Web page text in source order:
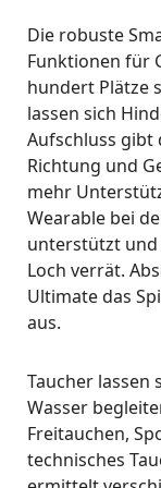
Die robuste
Funktionen für
hundert Plätze
lassen sich
Aufschluss gibt
Richtung und
mehr
Wearable bei
unterstützt und
Loch verrät.
Ultimate das
aus.
Taucher lassen
Wasser
Freitauchen,
technisches